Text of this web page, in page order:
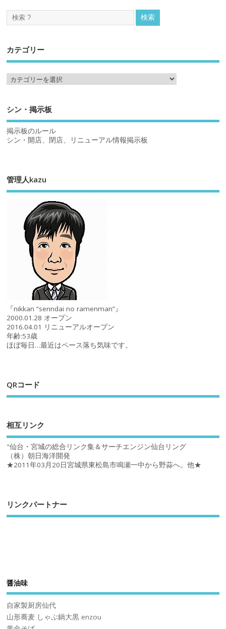
カテゴリー
シン・掲示板
掲示板のルール
シン・開店、閉店、リニューアル情報掲示板
管理人kazu
『nikkan “senndai no ramenman”』
2000.01.28 オープン
2016.04.01 リニューアルオープン
年齢:53歳
ほぼ毎日…最近はペース落ち気味です。
QRコード
相互リンク
"仙台・宮城の総合リンク集＆サーチエンジン仙台リング
（株）朝日海洋開発
★2011年03月20日宮城県東松島市鳴瀬一中から野蒜へ。他★
リンクパートナー
醤油味
自家製厨房仙代
山形蕎麦 しゃぶ鍋大黒 enzou